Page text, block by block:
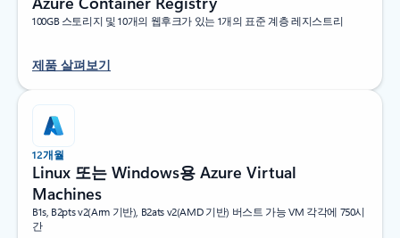
100GB 스토리지 및 10개의 웹후크가 있는 1개의 표준 계층 레지스트리
제품 살펴보기
12개월
Linux 또는 Windows용 Azure Virtual
Machines
B1s, B2pts v2(Arm 기반), B2ats v2(AMD 기반) 버스트 가능 VM 각각에 750시
간